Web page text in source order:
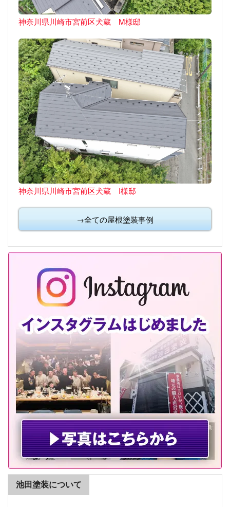
神奈川県川崎市宮前区犬蔵 M様邸
神奈川県川崎市宮前区犬蔵 I様邸
→全ての屋根塗装事例
池田塗装について